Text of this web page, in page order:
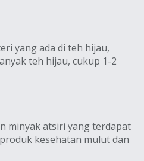
yang ada di teh hijau,
teh hijau, cukup 1-2
minyak atsiri yang terdapat
kesehatan mulut dan